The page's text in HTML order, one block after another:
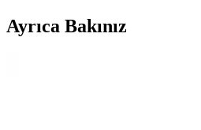
Ayrıca Bakınız